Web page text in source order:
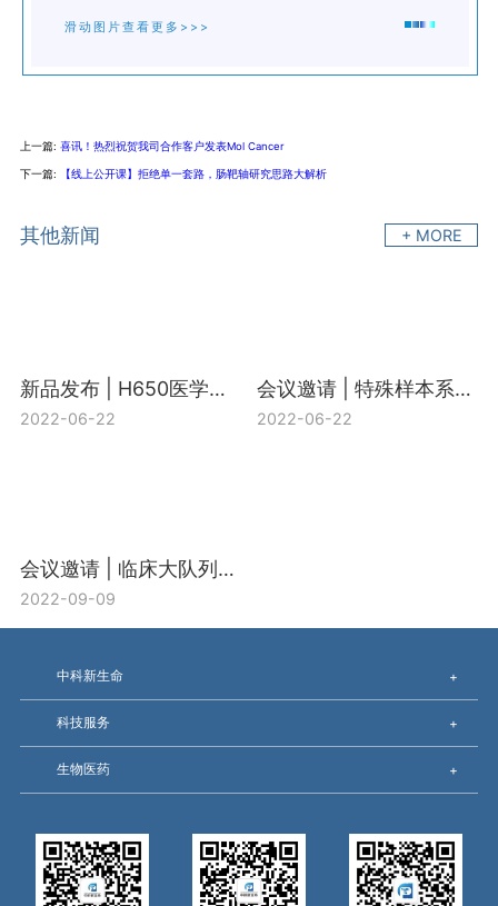
滑动图片查看更多>>>
上一篇: 喜讯！热烈祝贺我司合作客户发表Mol Cancer
下一篇: 【线上公开课】拒绝单一套路，肠靶轴研究思路大解析
其他新闻 + MORE
新品发布 | H650医学高通量靶向代谢组助力科学研究
2022-06-22
会议邀请 | 特殊样本系列蛋白质组解决方案
2022-06-22
会议邀请 | 临床大队列蛋白生物标志物前沿论坛
2022-09-09
中科新生命 +
科技服务 +
生物医药 +